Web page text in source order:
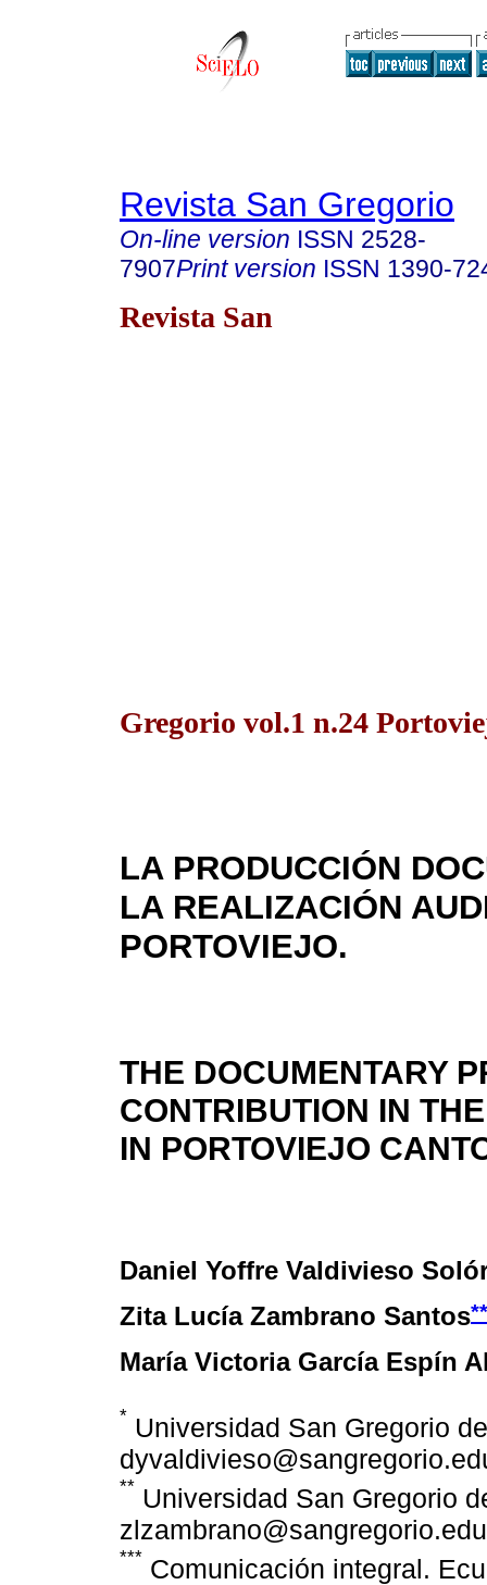
Revista San Gregorio
On-line version ISSN 2528-
7907Print version ISSN 1390-
Revista San
Gregorio vol.1 n.24
LA PRODUCCIÓN
LA REALIZACIÓN
PORTOVIEJO.
THE DOCUMENTARY
CONTRIBUTION IN
IN PORTOVIEJO
Daniel Yoffre Valdivieso
Zita Lucía Zambrano Santos**
María Victoria García Espín
* Universidad San Gregorio
** Universidad San Gregorio
*** Comunicación integral.